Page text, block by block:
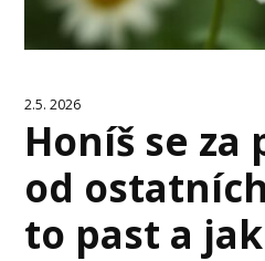
2.5. 2026
Honíš se za
od
to past a